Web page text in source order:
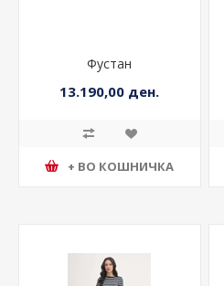
Фустан
13.190,00 ден.
+ ВО КОШНИЧКА